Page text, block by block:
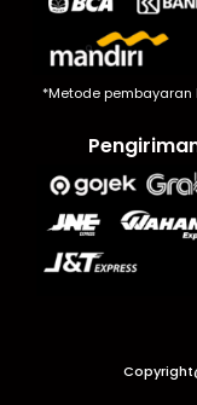
*Metode pembayaran